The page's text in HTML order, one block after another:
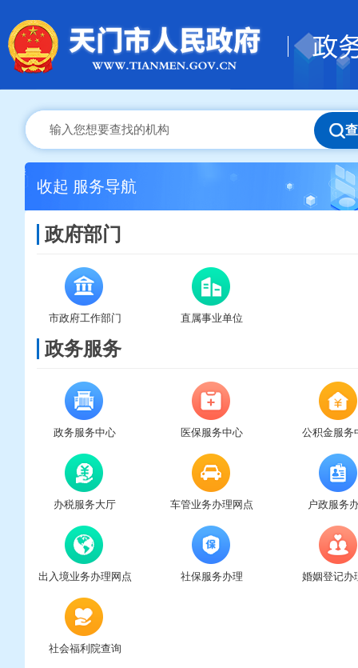
收起 服务导航
政府部门
市政府工作部门 直属事业单位
政务服务
政务服务中心 医保服务中心 公积金服务
办税服务大厅 车管业务办理网点 户政服务
出入境业务办理网点 社保服务办理 婚姻登记办
社会福利院查询